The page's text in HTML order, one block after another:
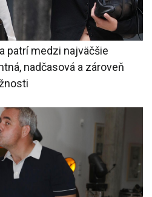
patrí medzi najväčšie
nadčasová a zároveň